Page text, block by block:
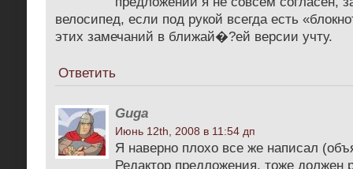
велосипед, если под рукой всегда есть
этих замечаний в ближай�?ей версии учту.
Ответить
Guga
Июнь 12th, 2008 в 11:54 дп
Я наверно плохо все же написал
Редактор предложения, тоже должен